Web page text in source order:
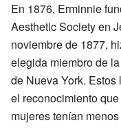
En 1876, Erminnie
Aesthetic Society en
noviembre de 1877,
elegida miembro de
de Nueva York.
el reconocimiento
mujeres tenían